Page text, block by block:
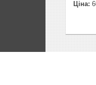
Ціна: